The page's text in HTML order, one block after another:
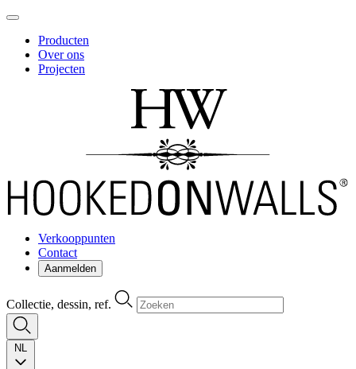
Producten
Over ons
Projecten
Verkooppunten
Contact
Aanmelden
Collectie, dessin, ref.
NL